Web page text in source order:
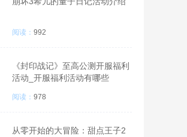
阅读： 992
《封印战记》至高公测开服福利
活动_开服福利活动有哪些
阅读： 978
从零开始的大冒险：甜点王子2